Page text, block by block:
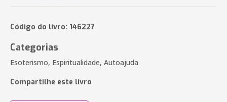
Código do livro: 146227
Categorias
Esoterismo, Espiritualidade, Autoajuda
Compartilhe este livro